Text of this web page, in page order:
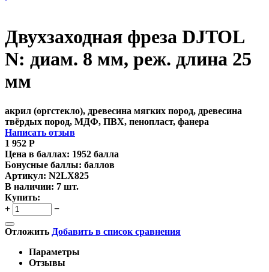
Двухзаходная фреза DJTOL
N: диам. 8 мм, реж. длина 25
мм
акрил (оргстекло), древесина мягких пород, древесина
твёрдых пород, МДФ, ПВХ, пенопласт, фанера
Написать отзыв
1 952 Р
Цена в баллах: 1952 балла
Бонусные баллы: баллов
Артикул: N2LX825
В наличии: 7 шт.
Купить:
+
−
Отложить Добавить в список сравнения
Параметры
Отзывы